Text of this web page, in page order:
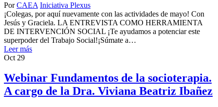
Por CAEA Iniciativa Plexus
¡Colegas, por aquí nuevamente con las actividades de mayo! Con
Jesús y Graciela. LA ENTREVISTA COMO HERRAMIENTA
DE INTERVENCIÓN SOCIAL ¡Te ayudamos a potenciar este
superpoder del Trabajo Social!¡Súmate a…
Leer más
Oct 29
Webinar Fundamentos de la socioterapia.
A cargo de la Dra. Viviana Beatriz Ibañez